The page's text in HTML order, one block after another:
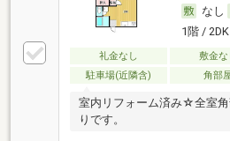
なし
1階 /
礼金なし 敷金な
駐車場(近隣含)
角部
室内リフォーム済み☆全室
りです。